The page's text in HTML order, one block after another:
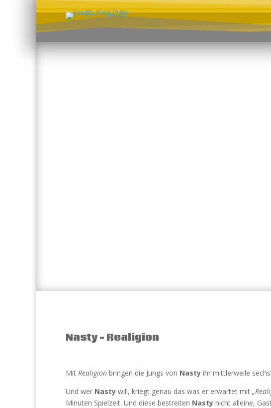
Nasty – Realigion
Mit Realigion bringen die Jungs von Nasty ihr mittlerweile
Und wer Nasty will, kriegt genau das was er erwartet mit
Minuten Spielzeit. Und diese bestreiten Nasty nicht alleine,